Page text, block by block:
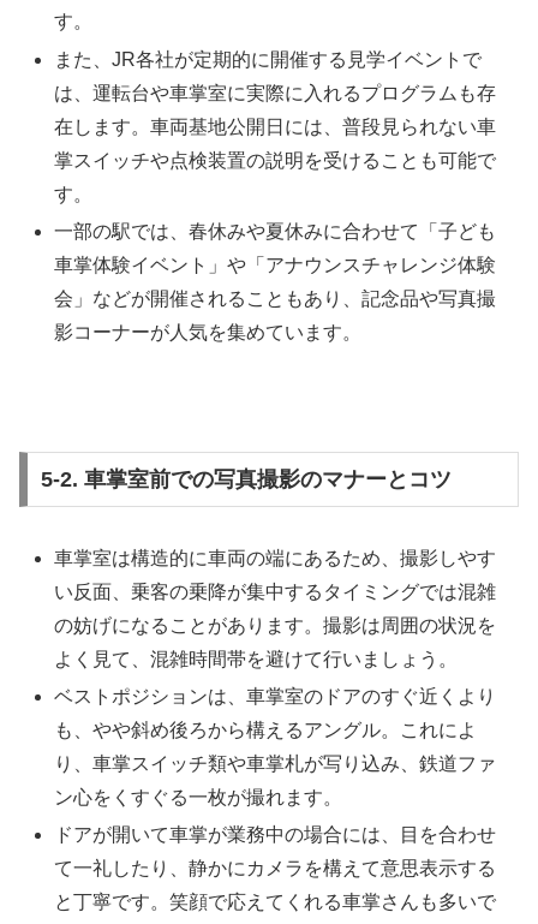
す。
また、JR各社が定期的に開催する見学イベントで
は、運転台や車掌室に実際に入れるプログラムも存
在します。車両基地公開日には、普段見られない車
掌スイッチや点検装置の説明を受けることも可能で
す。
一部の駅では、春休みや夏休みに合わせて「子ども
車掌体験イベント」や「アナウンスチャレンジ体験
会」などが開催されることもあり、記念品や写真撮
影コーナーが人気を集めています。
5-2. 車掌室前での写真撮影のマナーとコツ
車掌室は構造的に車両の端にあるため、撮影しやす
い反面、乗客の乗降が集中するタイミングでは混雑
の妨げになることがあります。撮影は周囲の状況を
よく見て、混雑時間帯を避けて行いましょう。
ベストポジションは、車掌室のドアのすぐ近くより
も、やや斜め後ろから構えるアングル。これによ
り、車掌スイッチ類や車掌札が写り込み、鉄道ファ
ン心をくすぐる一枚が撮れます。
ドアが開いて車掌が業務中の場合には、目を合わせ
て一礼したり、静かにカメラを構えて意思表示する
と丁寧です。笑顔で応えてくれる車掌さんも多いで